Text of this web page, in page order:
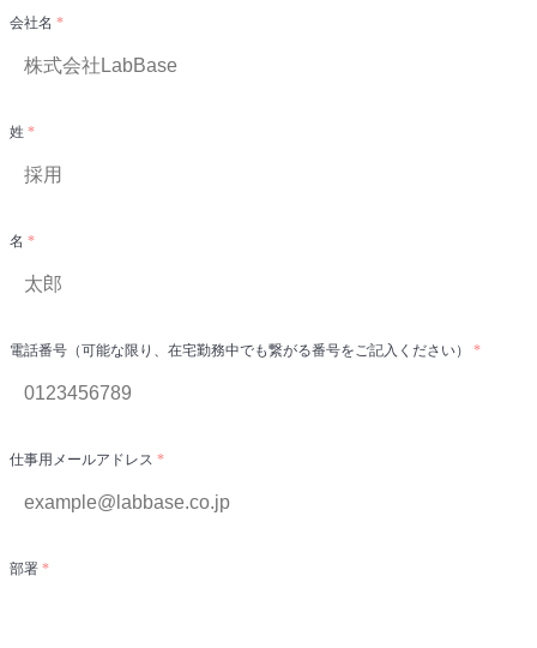
会社名
姓
名
電話番号（可能な限り、在宅勤務中でも繋がる番号をご記入ください）
仕事用メールアドレス
部署